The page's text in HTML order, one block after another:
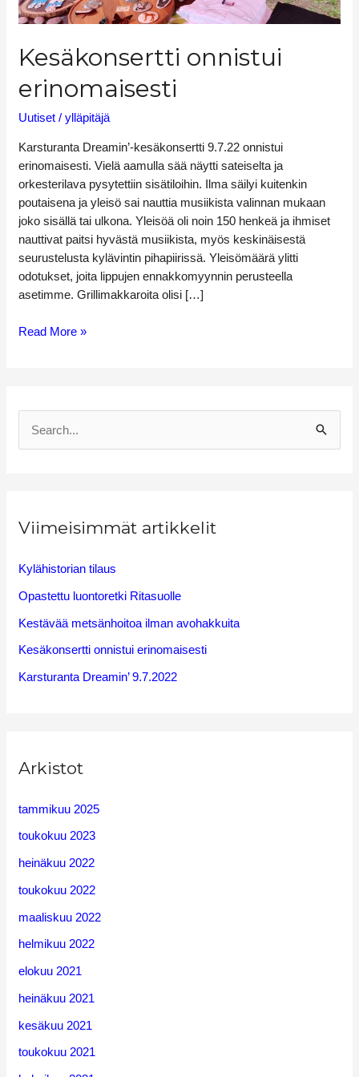
Kesäkonsertti onnistui
erinomaisesti
Uutiset /ylläpitäjä
Karsturanta Dreamin’-kesäkonsertti 9.7.22 onnistui
erinomaisesti. Vielä aamulla sää näytti sateiselta ja
orkesterilava pysytettiin sisätiloihin. Ilma säilyi kuitenkin
poutaisena ja yleisö sai nauttia musiikista valinnan mukaan
joko sisällä tai ulkona. Yleisöä oli noin 150 henkeä ja ihmiset
nauttivat paitsi hyvästä musiikista, myös keskinäisestä
seurustelusta kylävintin pihapiirissä. Yleisömäärä ylitti
odotukset, joita lippujen ennakkomyynnin perusteella
asetimme. Grillimakkaroita olisi […]
Read More »
c
o
r
:
Viimeisimmät artikkelit
Kylähistorian tilaus
Opastettu luontoretki Ritasuolle
Kestävää metsänhoitoa ilman avohakkuita
Kesäkonsertti onnistui erinomaisesti
Karsturanta Dreamin’ 9.7.2022
Arkistot
tammikuu 2025
toukokuu 2023
heinäkuu 2022
toukokuu 2022
maaliskuu 2022
helmikuu 2022
elokuu 2021
heinäkuu 2021
kesäkuu 2021
toukokuu 2021